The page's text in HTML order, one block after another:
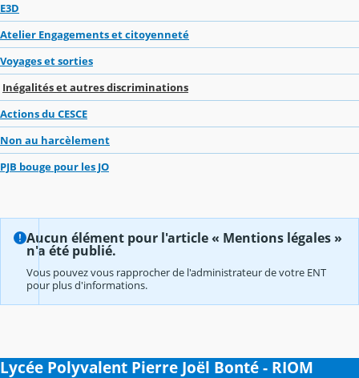
E3D
Atelier Engagements et citoyenneté
Voyages et sorties
Inégalités et autres discriminations
Actions du CESCE
Non au harcèlement
PJB bouge pour les JO
Aucun élément pour l'article « Mentions légales »
n'a été publié.
Vous pouvez vous rapprocher de l'administrateur de votre ENT
pour plus d'informations.
Lycée Polyvalent Pierre Joël Bonté - RIOM